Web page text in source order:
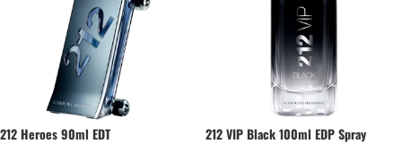
212 Heroes 90ml EDT
212 VIP Black 100ml EDP Spray